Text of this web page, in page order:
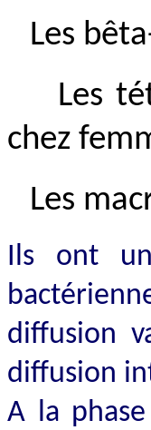
Les
Les
chez
Les
Ils ont
diffusion
diffusion
A la